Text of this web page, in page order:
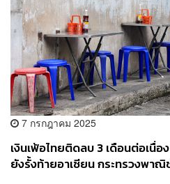
7 กรกฎาคม 2025
เงินเฟ้อไทยติดลบ 3 เดือนต่อเนื่อ
ยังรั้งท้ายอาเซียน กระทรวงพาณิ